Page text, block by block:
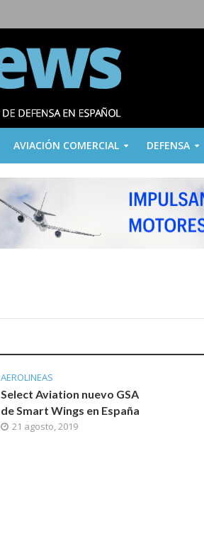
AVIACIÓN COMERCIAL DEFENSA
AEROLINEAS
Select Aviation nuevo GSA
de Smart Wings en España
21 agosto, 2019